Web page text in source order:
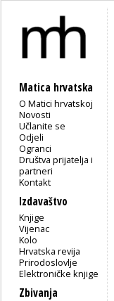
Matica hrvatska
O Matici hrvatskoj
Novosti
Učlanite se
Odjeli
Ogranci
Društva prijatelja i
partneri
Kontakt
Izdavaštvo
Knjige
Vijenac
Kolo
Hrvatska revija
Prirodoslovlje
Elektroničke knjige
Zbivanja